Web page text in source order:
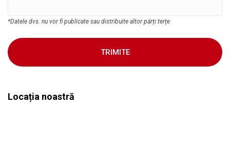
*Datele dvs. nu vor fi publicate sau distribuite altor părți terțe
TRIMITE
Locația noastră